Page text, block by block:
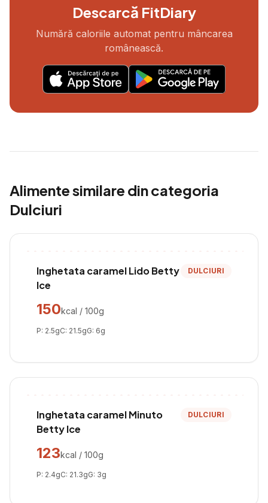
Descarcă FitDiary
Numără caloriile automat pentru mâncarea
românească.
Alimente similare din categoria
Dulciuri
Inghetata caramel Lido Betty
Ice
DULCIURI
150kcal / 100g
P: 2.5gC: 21.5gG: 6g
Inghetata caramel Minuto
Betty Ice
DULCIURI
123kcal / 100g
P: 2.4gC: 21.3gG: 3g